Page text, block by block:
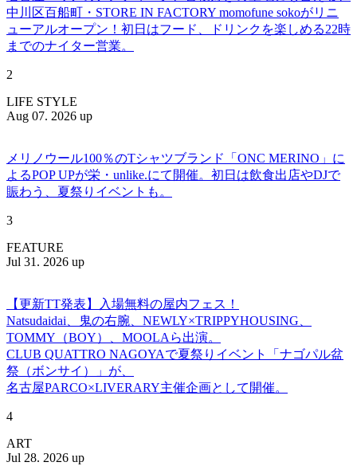
中川区百船町・STORE IN FACTORY momofune sokoがリニ
ューアルオープン！初日はフード、ドリンクを楽しめる22時
までのナイター営業。
2
LIFE STYLE
Aug 07. 2026 up
メリノウール100％のTシャツブランド「ONC MERINO」に
よるPOP UPが栄・unlike.にて開催。初日は飲食出店やDJで
賑わう、夏祭りイベントも。
3
FEATURE
Jul 31. 2026 up
【更新TT発表】入場無料の屋内フェス！
Natsudaidai、鬼の右腕、NEWLY×TRIPPYHOUSING、
TOMMY（BOY）、MOOLAら出演。
CLUB QUATTRO NAGOYAで夏祭りイベント「ナゴパル盆
祭（ボンサイ）」が、
名古屋PARCO×LIVERARY主催企画として開催。
4
ART
Jul 28. 2026 up